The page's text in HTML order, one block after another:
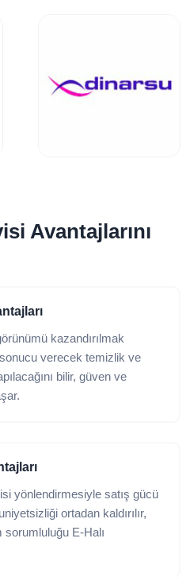
Avantajlarını
kazandırılmak
verecek temizlik ve
bilir, güven ve
yönlendirmesiyle satış gücü
ortadan kaldırılır,
E-Halı